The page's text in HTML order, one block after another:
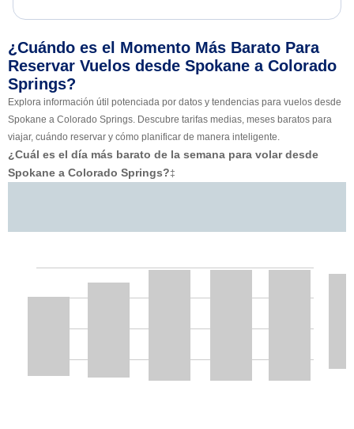
¿Cuándo es el Momento Más Barato Para
Reservar Vuelos desde Spokane a Colorado
Springs?
Explora información útil potenciada por datos y tendencias para vuelos desde
Spokane a Colorado Springs. Descubre tarifas medias, meses baratos para
viajar, cuándo reservar y cómo planificar de manera inteligente.
¿Cuál es el día más barato de la semana para volar desde
Spokane a Colorado Springs?‡